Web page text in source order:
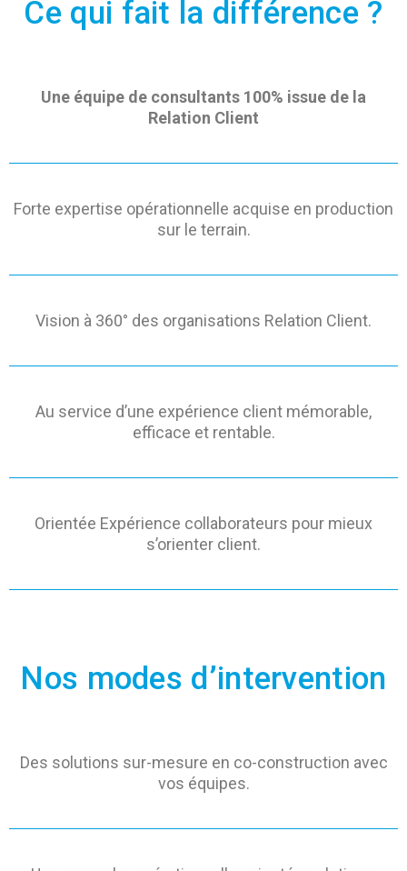
Ce qui fait la différence ?
Une équipe de consultants 100% issue de la
Relation Client
Forte expertise opérationnelle acquise en production
sur le terrain.
Vision à 360° des organisations Relation Client.
Au service d’une expérience client mémorable,
efficace et rentable.
Orientée Expérience collaborateurs pour mieux
s’orienter client.
Nos modes d’intervention
Des solutions sur-mesure en co-construction avec
vos équipes.